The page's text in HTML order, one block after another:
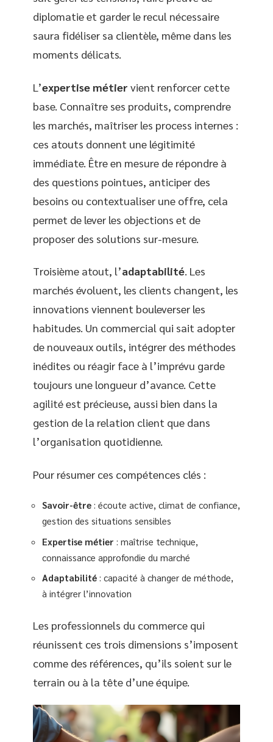
diplomatie et garder le recul nécessaire
saura fidéliser sa clientèle, même dans les
moments délicats.
L’expertise métier vient renforcer cette
base. Connaître ses produits, comprendre
les marchés, maîtriser les process internes :
ces atouts donnent une légitimité
immédiate. Être en mesure de répondre à
des questions pointues, anticiper des
besoins ou contextualiser une offre, cela
permet de lever les objections et de
proposer des solutions sur-mesure.
Troisième atout, l’adaptabilité. Les
marchés évoluent, les clients changent, les
innovations viennent bouleverser les
habitudes. Un commercial qui sait adopter
de nouveaux outils, intégrer des méthodes
inédites ou réagir face à l’imprévu garde
toujours une longueur d’avance. Cette
agilité est précieuse, aussi bien dans la
gestion de la relation client que dans
l’organisation quotidienne.
Pour résumer ces compétences clés :
Savoir-être : écoute active, climat de confiance,
gestion des situations sensibles
Expertise métier : maîtrise technique,
connaissance approfondie du marché
Adaptabilité : capacité à changer de méthode,
à intégrer l’innovation
Les professionnels du commerce qui
réunissent ces trois dimensions s’imposent
comme des références, qu’ils soient sur le
terrain ou à la tête d’une équipe.